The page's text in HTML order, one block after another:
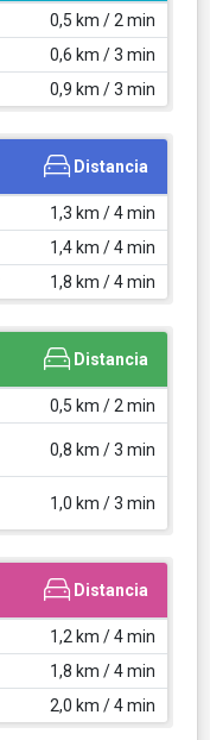
0,5 km / 2 min
0,6 km / 3 min
0,9 km / 3 min
Distancia
1,3 km / 4 min
1,4 km / 4 min
1,8 km / 4 min
Distancia
0,5 km / 2 min
0,8 km / 3 min
1,0 km / 3 min
Distancia
1,2 km / 4 min
1,8 km / 4 min
2,0 km / 4 min